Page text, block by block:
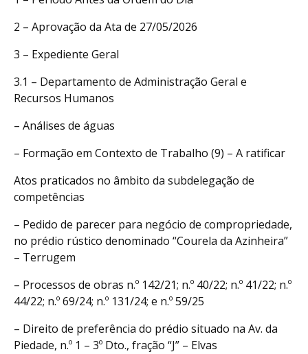
2 – Aprovação da Ata de 27/05/2026
3 – Expediente Geral
3.1 – Departamento de Administração Geral e
Recursos Humanos
– Análises de águas
– Formação em Contexto de Trabalho (9) – A ratificar
Atos praticados no âmbito da subdelegação de
competências
– Pedido de parecer para negócio de compropriedade,
no prédio rústico denominado “Courela da Azinheira”
– Terrugem
– Processos de obras n.º 142/21; n.º 40/22; n.º 41/22; n.º
44/22; n.º 69/24; n.º 131/24; e n.º 59/25
– Direito de preferência do prédio situado na Av. da
Piedade, n.º 1 – 3º Dto., fração “J” – Elvas